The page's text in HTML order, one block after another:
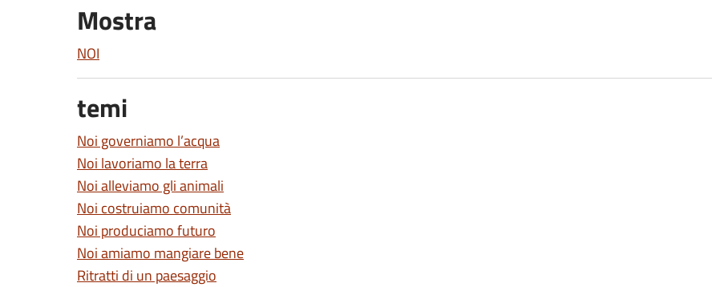
Mostra
NOI
temi
Noi governiamo l’acqua
Noi lavoriamo la terra
Noi alleviamo gli animali
Noi costruiamo comunità
Noi produciamo futuro
Noi amiamo mangiare bene
Ritratti di un paesaggio